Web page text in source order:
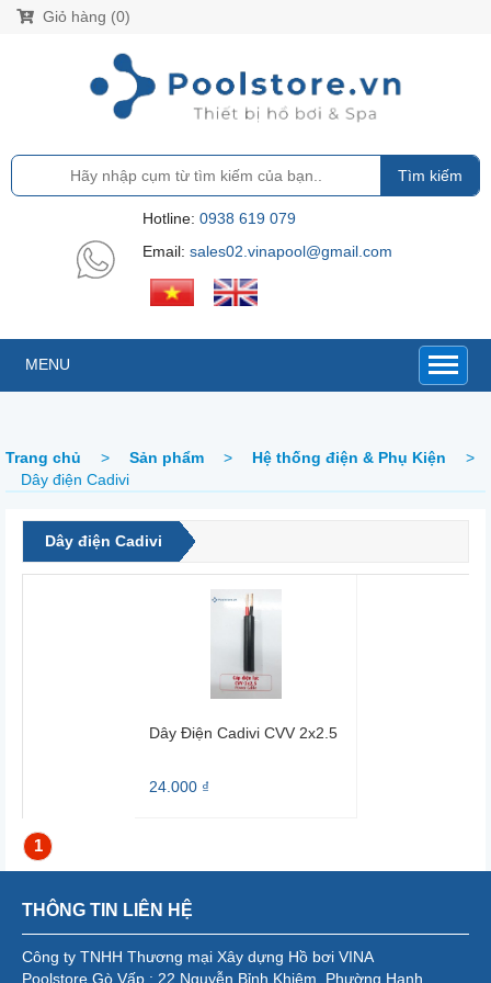
Giỏ hàng (0)
Tìm kiếm
Hotline: 0938 619 079
Email: sales02.vinapool@gmail.com
MENU
Trang chủ > Sản phẩm > Hệ thống điện & Phụ Kiện
>
Dây điện Cadivi
Dây điện Cadivi
Dây Điện Cadivi CVV 2x2.5
24.000 ₫
1
THÔNG TIN LIÊN HỆ
Công ty TNHH Thương mại Xây dựng Hồ bơi VINA
Poolstore Gò Vấp : 22 Nguyễn Bỉnh Khiêm, Phường Hạnh